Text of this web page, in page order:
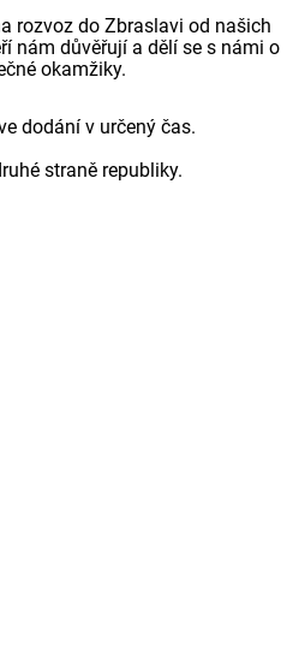
rozvoz do Zbraslavi od našich
nám důvěřují a dělí se s námi o
okamžiky.
dodání v určený čas.
straně republiky.